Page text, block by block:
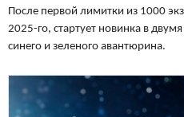
После первой лимитки из 1000
2025-го, стартует новинка в
синего и зеленого авантюрина.